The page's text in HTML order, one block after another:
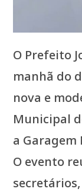
O Prefeito
manhã do
nova e
Municipal
a
O evento